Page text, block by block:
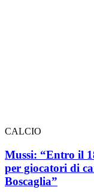
CALCIO
Mussi: “Entro il
per giocatori di
Boscaglia”